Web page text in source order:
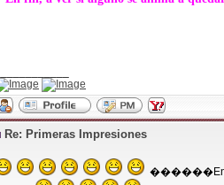
Re: Primeras Impresiones
������Emilio